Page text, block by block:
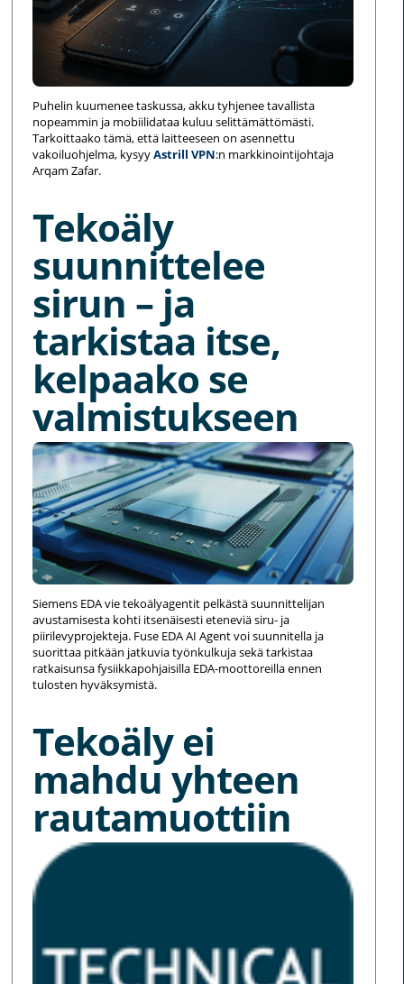
Puhelin kuumenee taskussa, akku tyhjenee tavallista
nopeammin ja mobiilidataa kuluu selittämättömästi.
Tarkoittaako tämä, että laitteeseen on asennettu
vakoiluohjelma, kysyyAstrill VPN:n markkinointijohtaja
Arqam Zafar.
Tekoäly
suunnittelee
sirun – ja
tarkistaa itse,
kelpaako se
valmistukseen
Siemens EDA vie tekoälyagentit pelkästä suunnittelijan
avustamisesta kohti itsenäisesti eteneviä siru- ja
piirilevyprojekteja. Fuse EDA AI Agent voi suunnitella ja
suorittaa pitkään jatkuvia työnkulkuja sekä tarkistaa
ratkaisunsa fysiikkapohjaisilla EDA-moottoreilla ennen
tulosten hyväksymistä.
Tekoäly ei
mahdu yhteen
rautamuottiin